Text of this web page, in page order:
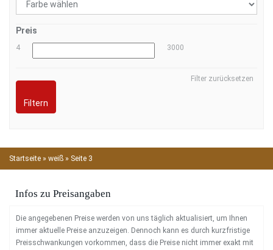
Preis
4 3000
Filter zurücksetzen
Filtern
Startseite » weiß » Seite 3
Infos zu Preisangaben
Die angegebenen Preise werden von uns täglich aktualisiert, um Ihnen
immer aktuelle Preise anzuzeigen. Dennoch kann es durch kurzfristige
Preisschwankungen vorkommen, dass die Preise nicht immer exakt mit